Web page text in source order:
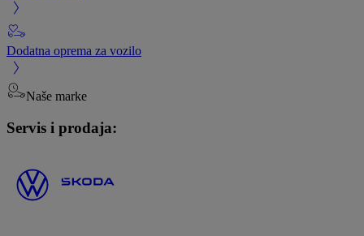
Dodatna oprema za vozilo
Naše marke
Servis i prodaja: